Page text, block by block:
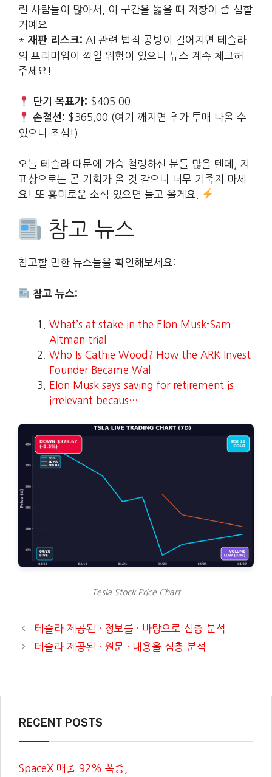
린 사람들이 많아서, 이 구간을 뚫을 때 저항이 좀 심할
거예요.
* 재판 리스크: AI 관련 법적 공방이 길어지면 테슬라
의 프리미엄이 깎일 위험이 있으니 뉴스 계속 체크해
주세요!
단기 목표가: $405.00
손절선: $365.00 (여기 깨지면 추가 투매 나올 수
있으니 조심!)
오늘 테슬라 때문에 가슴 철렁하신 분들 많을 텐데, 지
표상으로는 곧 기회가 올 것 같으니 너무 기죽지 마세
요! 또 흥미로운 소식 있으면 들고 올게요.
참고 뉴스
참고할 만한 뉴스들을 확인해보세요:
참고 뉴스:
What’s at stake in the Elon Musk-Sam
Altman trial
Who Is Cathie Wood? How the ARK Invest
Founder Became Wal…
Elon Musk says saving for retirement is
irrelevant becaus…
Tesla Stock Price Chart
테슬라 제공된 · 정보를 · 바탕으로 심층 분석
테슬라 제공된 · 원문 · 내용을 심층 분석
RECENT POSTS
SpaceX 매출 92% 폭증,